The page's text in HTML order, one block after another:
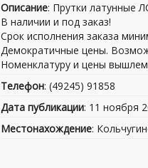
Описание: Прутки латунные
В наличии и под заказ!
Срок исполнения заказа
Демократичные цены.
Номенклатуру и цены
Телефон: (49245) 91858
Дата публикации: 11 ноября
Местонахождение: